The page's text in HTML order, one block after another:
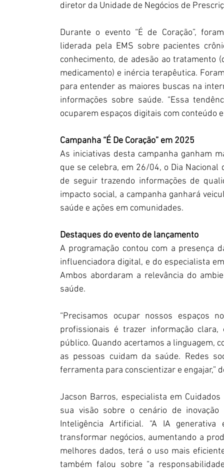
diretor da Unidade de Negócios de
Durante o evento “É de Coração”,
liderada pela EMS sobre pacientes
conhecimento, de adesão ao tratamento
medicamento) e inércia terapêutica.
para entender as maiores buscas na
informações sobre saúde. “Essa
ocuparem espaços digitais com conteúdo
Campanha “É De Coração” em 2025
As iniciativas desta campanha ganham
que se celebra, em 26/04, o Dia
de seguir trazendo informações de
impacto social, a campanha ganhará
saúde e ações em comunidades.
Destaques do evento de lançamento
A programação contou com a presença
influenciadora digital, e do especialista
Ambos abordaram a relevância do
saúde.
“Precisamos ocupar nossos espaços
profissionais é trazer informação
público. Quando acertamos a linguagem,
as pessoas cuidam da saúde. Redes
ferramenta para conscientizar e engajar,”
Jacson Barros, especialista em
sua visão sobre o cenário de
Inteligência Artificial. “A IA
transformar negócios, aumentando a
melhores dados, terá o uso mais
também falou sobre “a